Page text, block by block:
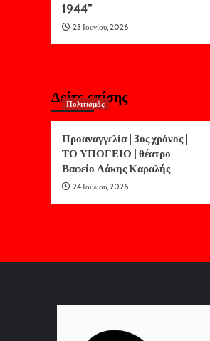
1944”
23 Ιουνίου, 2026
Δείτε επίσης
Πολιτισμός
Προαναγγελία | 3ος χρόνος |
ΤΟ ΥΠΟΓΕΙΟ | θέατρο
Βαφείο Λάκης Καραλής
24 Ιουλίου, 2026